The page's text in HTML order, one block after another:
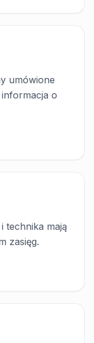
umówione
o
technika mają
zasięg.